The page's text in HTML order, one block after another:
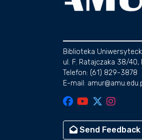
Biblioteka
ul. F. Ratajczaka 38/40,
Telefon: (61) 829-3878
E-mail:
Send Feedback